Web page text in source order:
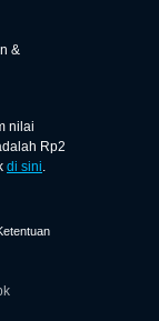
&
nilai
Rp2
di sini.